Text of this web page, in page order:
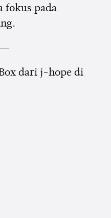
fokus pada
dari j-hope di